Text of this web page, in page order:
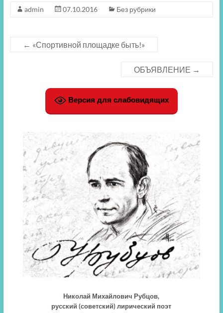
admin 07.10.2016 Без рубрики
← «Спортивной площадке быть!»
ОБЪЯВЛЕНИЕ →
Версия для слабовидящих
Николай Михайлович Рубцов,
русский (советский) лирический поэт